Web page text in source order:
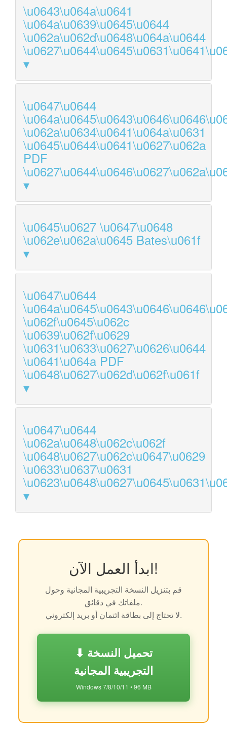
\u0643\u064a\u0641
\u064a\u0639\u0645\u0644
\u062a\u062d\u0648\u064a\u0644
\u0647\u0644
\u062a\u0634\u0641\u064a\u0631
\u0645\u0644\u0641\u0627\u062a
PDF
\u0645\u0627 \u0647\u0648
\u062e\u062a\u0645 Bates\u061f
\u0647\u0644
\u062f\u0645\u062c
\u0639\u062f\u0629
\u0631\u0633\u0627\u0626\u0644
\u0641\u064a PDF
\u0648\u0627\u062d\u062f\u061f
\u0647\u0644
\u062a\u0648\u062c\u062f
\u0648\u0627\u062c\u0647\u0629
\u0633\u0637\u0631
ابدأ العمل الآن!
قم بتنزيل النسخة التجريبية المجانية وحول
ملفاتك في دقائق.
لا تحتاج إلى بطاقة ائتمان أو بريد إلكتروني.
⬇ تحميل النسخة
التجريبية المجانية
Windows 7/8/10/11 • 96 MB